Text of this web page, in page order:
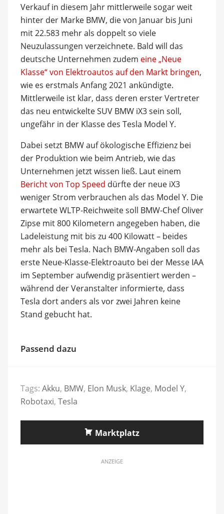
Verkauf in diesem Jahr mittlerweile sogar weit
hinter der Marke BMW, die von Januar bis Juni
mit 22.583 mehr als doppelt so viele
Neuzulassungen verzeichnete. Bald will das
deutsche Unternehmen zudem eine „Neue
Klasse“ von Elektroautos auf den Markt bringen,
wie es erstmals Anfang 2021 ankündigte.
Mittlerweile ist klar, dass deren erster Vertreter
das neu entwickelte SUV BMW iX3 sein soll,
ungefähr in der Klasse des Tesla Model Y.
Dabei setzt BMW auf ökologische Effizienz bei
der Produktion wie beim Antrieb, wie das
Unternehmen jetzt wissen ließ. Laut einem
Bericht von Top Speed dürfte der neue iX3
weniger Strom verbrauchen als das Model Y. Die
erwartete WLTP-Reichweite soll BMW-Chef Oliver
Zipse mit 800 Kilometern angegeben haben, die
Ladeleistung mit bis zu 400 Kilowatt – beides
mehr als bei Tesla. Nach BMW-Angaben soll das
erste Neue-Klasse-Elektroauto bei der Messe IAA
im September aufwendig präsentiert werden –
während der Veranstalter informierte, dass
Tesla dort anders als vor zwei Jahren keine
Stand gebucht hat.
Passend dazu
Tags: Akku, BMW, Elon Musk, Klage, Model Y,
Robotaxi, Tesla
Marktplatz
ANZEIGE